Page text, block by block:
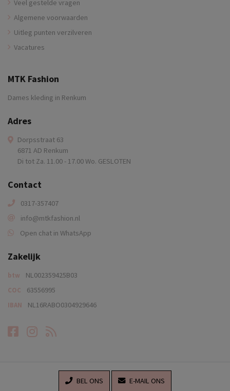
Veel gestelde vragen
Algemene voorwaarden
Uitleg punten verzilveren
Vacatures
MTK Fashion
Dames kleding in Renkum
Adres
Dorpsstraat 63
6871 AD Renkum
Di tot Za. 11.00 - 17.00 Wo. GESLOTEN
Contact
0317-357407
info@mtkfashion.nl
Open chat in WhatsApp
Zakelijk
btw NL002359425B03
COC 63556995
IBAN NL16RABO0304929646
Facebook
Instagram
RSS-feed
BEL ONS E-MAIL ONS